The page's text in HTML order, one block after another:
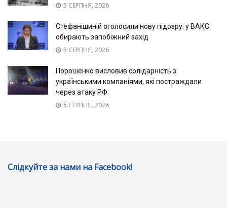
5 СЕРПНЯ, 2026
Стефанішиній оголосили нову підозру: у ВАКС
обирають запобіжний захід
5 СЕРПНЯ, 2026
Порошенко висловив солідарність з
українськими компаніями, які постраждали
через атаку РФ
5 СЕРПНЯ, 2026
Слідкуйте за нами на Facebook!